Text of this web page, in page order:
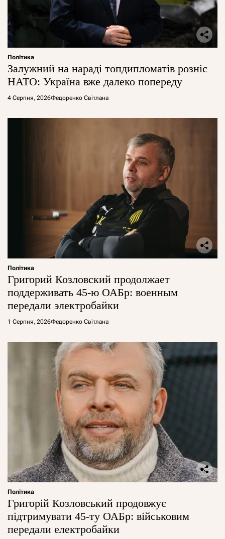
Політика
Залужний на нараді топдипломатів розніс
НАТО: Україна вже далеко попереду
4 Серпня, 2026Федоренко Світлана
Політика
Григорий Козловский продолжает
поддерживать 45-ю ОАБр: военным
передали электробайки
1 Серпня, 2026Федоренко Світлана
Політика
Григорій Козловський продовжує
підтримувати 45-ту ОАБр: військовим
передали електробайки